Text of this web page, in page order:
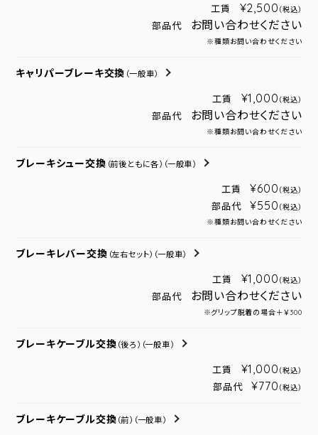
工賃 ¥2,500 （税込）
部品代 お問い合わせください
※種類お問い合わせください
キャリパーブレーキ交換 （一般車）
工賃 ¥1,000 （税込）
部品代 お問い合わせください
※種類お問い合わせください
ブレーキシュー交換 （前後ともに各） （一般車）
工賃 ¥600 （税込）
部品代 ¥550 （税込）
※種類お問い合わせください
ブレーキレバー交換 （左右セット） （一般車）
工賃 ¥1,000 （税込）
部品代 お問い合わせください
※グリップ脱着の場合＋￥300
ブレーキケーブル交換 （後ろ） （一般車）
工賃 ¥1,000 （税込）
部品代 ¥770 （税込）
ブレーキケーブル交換 （前） （一般車）